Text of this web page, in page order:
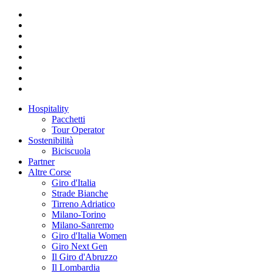
Hospitality
Pacchetti
Tour Operator
Sostenibilità
Biciscuola
Partner
Altre Corse
Giro d'Italia
Strade Bianche
Tirreno Adriatico
Milano-Torino
Milano-Sanremo
Giro d'Italia Women
Giro Next Gen
Il Giro d'Abruzzo
Il Lombardia